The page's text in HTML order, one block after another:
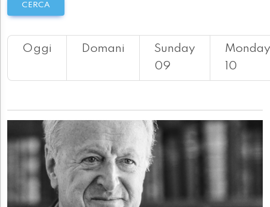
CERCA
Oggi Domani
Sunday
09
Monday
10